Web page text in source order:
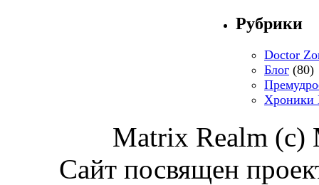
Рубрики
Doctor
Блог (80)
Хроники
Matrix Realm (c)
Сайт посвящен